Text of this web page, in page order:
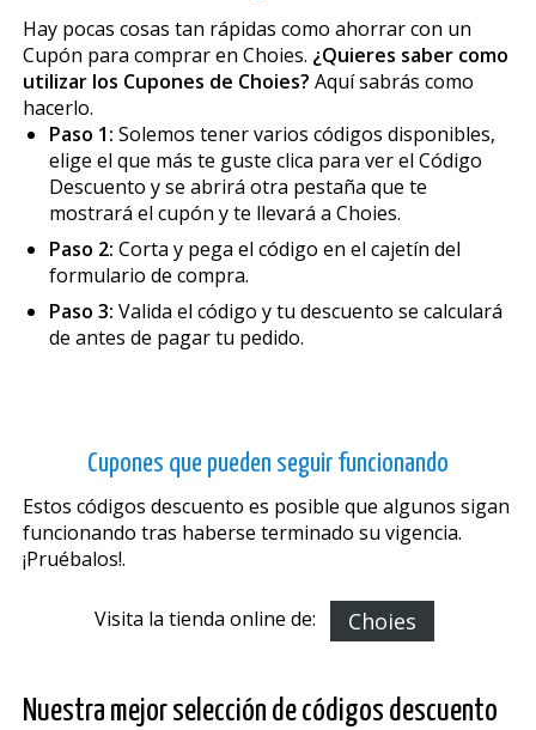
Hay pocas cosas tan rápidas como ahorrar con un
Cupón para comprar en Choies. ¿Quieres saber como
utilizar los Cupones de Choies? Aquí sabrás como
hacerlo.
Paso 1: Solemos tener varios códigos disponibles,
elige el que más te guste clica para ver el Código
Descuento y se abrirá otra pestaña que te
mostrará el cupón y te llevará a Choies.
Paso 2: Corta y pega el código en el cajetín del
formulario de compra.
Paso 3: Valida el código y tu descuento se calculará
de antes de pagar tu pedido.
Cupones que pueden seguir funcionando
Estos códigos descuento es posible que algunos sigan
funcionando tras haberse terminado su vigencia.
¡Pruébalos!.
Visita la tienda online de: Choies
Nuestra mejor selección de códigos descuento